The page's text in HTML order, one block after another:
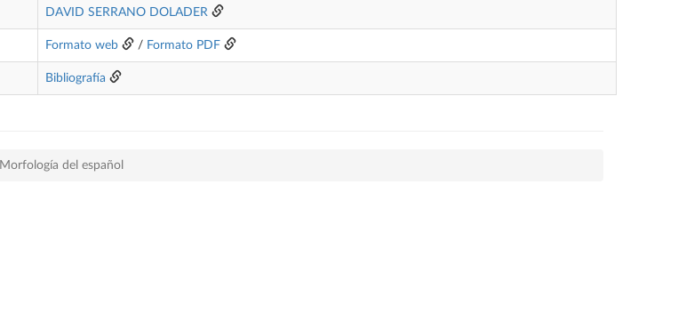
DAVID SERRANO DOLADER
Formato web / Formato PDF
Bibliografía
Morfología del español